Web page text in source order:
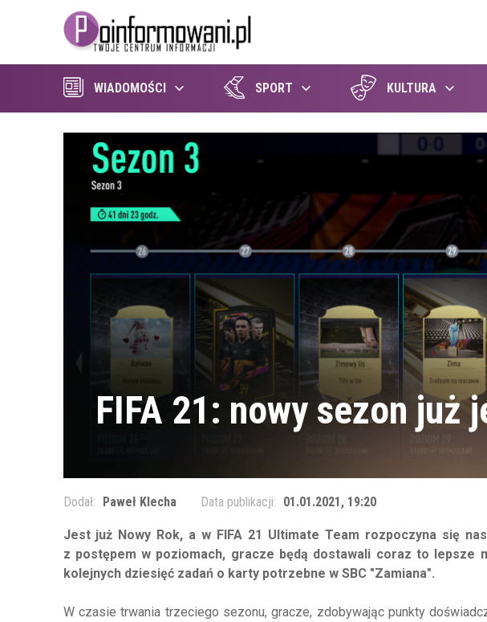
WIADOMOŚCI SPORT KULTURA
FIFA 21: nowy sezon już
Dodał: Paweł Klecha Data publikacji: 01.01.2021, 19:20
Jest już Nowy Rok, a w FIFA 21 Ultimate Team rozpoczyna się
z postępem w poziomach, gracze będą dostawali coraz to lepsze
kolejnych dziesięć zadań o karty potrzebne w SBC "Zamiana".
W czasie trwania trzeciego sezonu, gracze, zdobywając punkty